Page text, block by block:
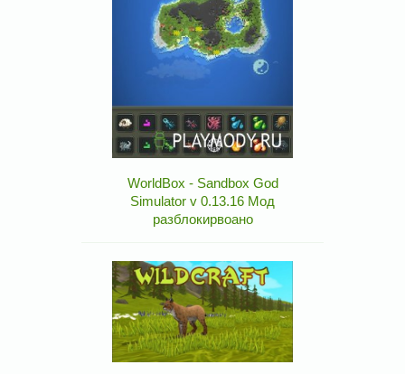
WorldBox - Sandbox God
Simulator v 0.13.16 Мод
разблокирвоано